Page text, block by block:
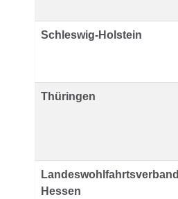
Schleswig-Holstein
Thüringen
Landeswohlfahrtsverband
Hessen